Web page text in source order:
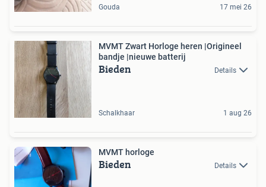
Gouda 17 mei 26
MVMT Zwart Horloge heren |Origineel
bandje |nieuwe batterij
Bieden Details
Schalkhaar 1 aug 26
MVMT horloge
Bieden Details